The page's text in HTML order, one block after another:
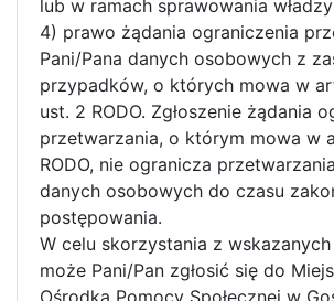
lub w ramach sprawowania
4) prawo żądania ograniczenia
Pani/Pana danych osobowych z
przypadków, o których mowa w
ust. 2 RODO. Zgłoszenie żądania
przetwarzania, o którym mowa w
RODO, nie ogranicza przetwarzania
danych osobowych do czasu
postępowania.
W celu skorzystania z
może Pani/Pan zgłosić się do
Ośrodka Pomocy Społecznej w